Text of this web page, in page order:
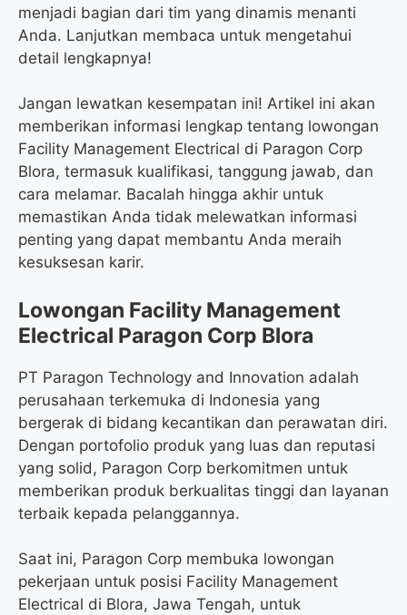
menjadi bagian dari tim yang dinamis menanti
Anda. Lanjutkan membaca untuk mengetahui
detail lengkapnya!
Jangan lewatkan kesempatan ini! Artikel ini akan
memberikan informasi lengkap tentang lowongan
Facility Management Electrical di Paragon Corp
Blora, termasuk kualifikasi, tanggung jawab, dan
cara melamar. Bacalah hingga akhir untuk
memastikan Anda tidak melewatkan informasi
penting yang dapat membantu Anda meraih
kesuksesan karir.
Lowongan Facility Management
Electrical Paragon Corp Blora
PT Paragon Technology and Innovation adalah
perusahaan terkemuka di Indonesia yang
bergerak di bidang kecantikan dan perawatan diri.
Dengan portofolio produk yang luas dan reputasi
yang solid, Paragon Corp berkomitmen untuk
memberikan produk berkualitas tinggi dan layanan
terbaik kepada pelanggannya.
Saat ini, Paragon Corp membuka lowongan
pekerjaan untuk posisi Facility Management
Electrical di Blora, Jawa Tengah, untuk